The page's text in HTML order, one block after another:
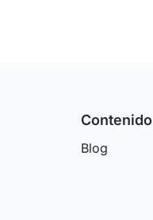
Contenido
Blog